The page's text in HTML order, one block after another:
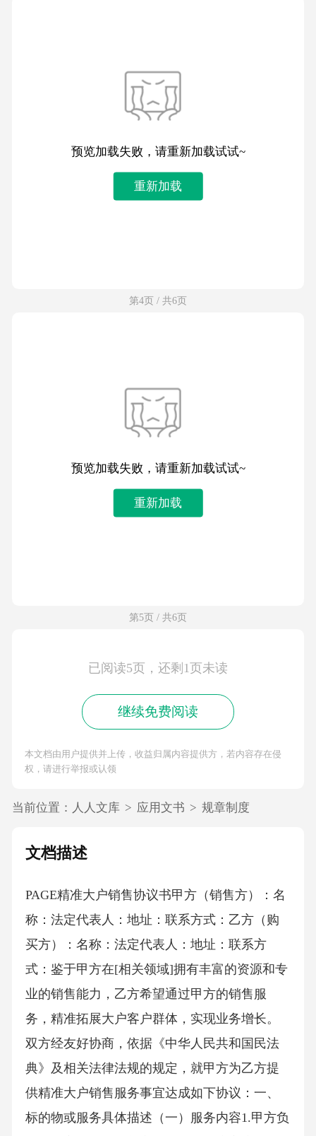
预览加载失败，请重新加载试试~
重新加载
第4页 / 共6页
预览加载失败，请重新加载试试~
重新加载
第5页 / 共6页
已阅读5页，还剩1页未读
继续免费阅读
本文档由用户提供并上传，收益归属内容提供方，若内容存在侵
权，请进行举报或认领
当前位置： 人人文库 > 应用文书 > 规章制度
文档描述
PAGE精准大户销售协议书 甲方（销售方）：名
称：法定代表人：地址：联系方式：乙方（购
买方）：名称：法定代表人：地址：联系方
式：鉴于甲方在[相关领域]拥有丰富的资源和专
业的销售能力，乙方希望通过甲方的销售服
务，精准拓展大户客户群体，实现业务增长。
双方经友好协商，依据《中华人民共和国民法
典》及相关法律法规的规定，就甲方为乙方提
供精准大户销售服务事宜达成如下协议：一、
标的物或服务具体描述（一）服务内容1.甲方负